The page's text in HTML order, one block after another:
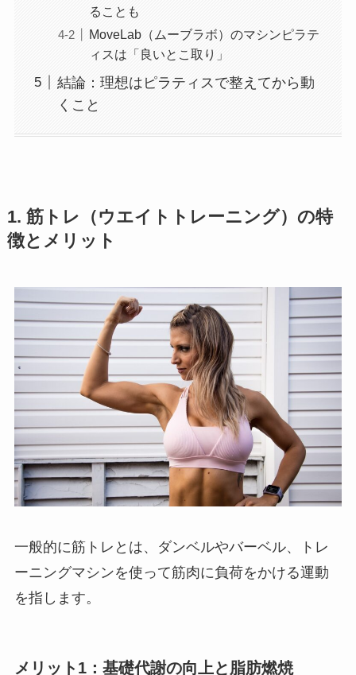
ることも
MoveLab（ムーブラボ）のマシンピラテ
ィスは「良いとこ取り」
結論：理想はピラティスで整えてから動
くこと
1. 筋トレ（ウエイトトレーニング）の特
徴とメリット
一般的に筋トレとは、ダンベルやバーベル、トレ
ーニングマシンを使って筋肉に負荷をかける運動
を指します。
メリット1：基礎代謝の向上と脂肪燃焼